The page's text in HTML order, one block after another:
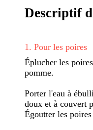
Descriptif
1 . Pour les poires
Éplucher les
pomme.
Porter l'eau à
doux et à couvert
Égoutter les